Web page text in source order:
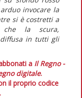
invocare la
si è costretti a
che la scura,
diffusa in tutti gli
a Il Regno -
digitale.
il proprio codice